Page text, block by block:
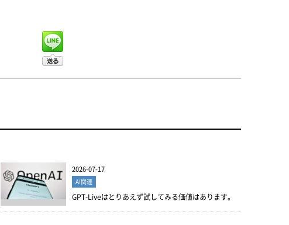
2026-07-17
AI関連
GPT-Liveはとりあえず試してみる価値はあります。